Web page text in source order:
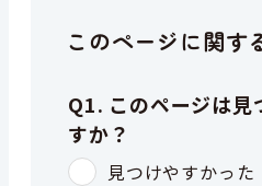
このページに関す